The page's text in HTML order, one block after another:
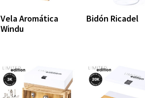
Vela Aromática
Windu
Bidón Ricadel